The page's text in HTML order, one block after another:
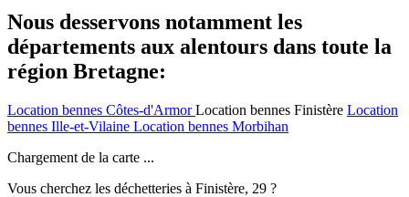
Nous desservons notamment les
départements aux alentours dans toute la
région Bretagne:
Location bennes Côtes-d'Armor Location bennes Finistère Location
bennes Ille-et-Vilaine Location bennes Morbihan
Chargement de la carte ...
Vous cherchez les déchetteries à Finistère, 29 ?